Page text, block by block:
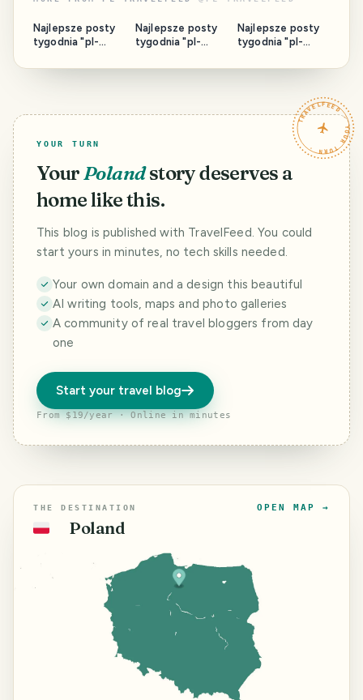
Najlepsze posty
tygodnia "pl-
2026/30
Najlepsze posty
tygodnia "pl-
2026/28
Najlepsze posty
tygodnia "pl-
2026/28
TRAVELFEED · YOUR TURN ·
YOUR TURN
YourPolandstory deserves a
home like this.
This blog is published with TravelFeed. You could
start yours in minutes, no tech skills needed.
Your own domain and a design this beautiful
AI writing tools, maps and photo galleries
A community of real travel bloggers from day
one
Start your travel blog
From $19/year · Online in minutes
THE DESTINATION
🇵🇱 Poland
OPEN MAP →